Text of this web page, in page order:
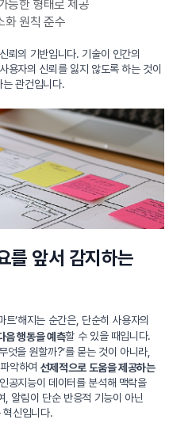
능한 형태로 제공
화 원칙 준수
뢰의 기반입니다. 기술이 인간의
용자의 신뢰를 잃지 않도록 하는 것이
는 관건입니다.
를 앞서 감지하는
트’해지는 순간은, 단순히 사용자의
음 행동을 예측할 수 있을 때입니다.
엇을 원할까?’를 묻는 것이 아니라,
악하여 선제적으로 도움을 제공하는
공지능이 데이터를 분석해 맥락을
, 알림이 단순 반응적 기능이 아닌
혁신입니다.